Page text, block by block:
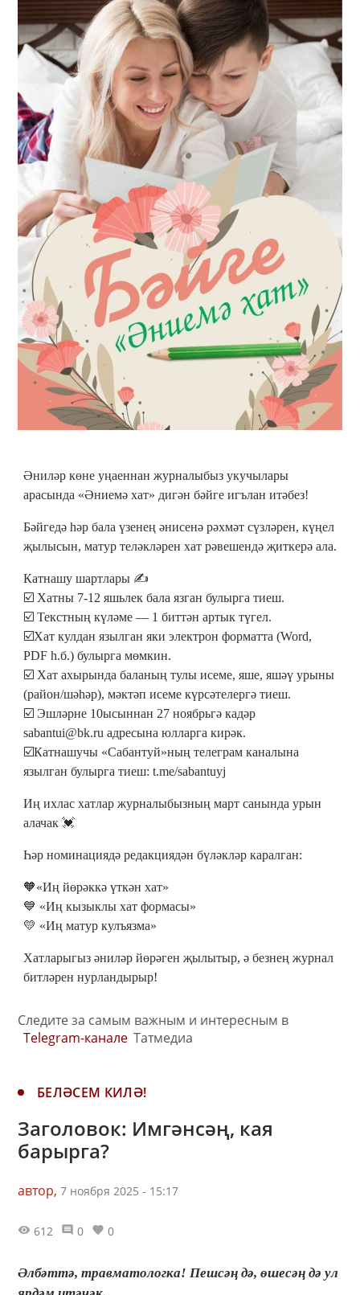
Әниләр көне уңаеннан журналыбыз укучылары
арасында «Әниемә хат» дигән бәйге игълан итәбез!
Бәйгедә һәр бала үзенең әнисенә рәхмәт сүзләрен, күңел
җылысын, матур теләкләрен хат рәвешендә җиткерә ала.
Катнашу шартлары ✍
☑️ Хатны 7-12 яшьлек бала язган булырга тиеш.
☑️ Текстның күләме — 1 биттән артык түгел.
☑️Хат кулдан язылган яки электрон форматта (Word,
PDF һ.б.) булырга мөмкин.
☑️ Хат ахырында баланың тулы исеме, яше, яшәү урыны
(район/шәһәр), мәктәп исеме күрсәтелергә тиеш.
☑️ Эшләрне 10ысыннан 27 ноябрьгә кадәр
sabantui@bk.ru адресына юлларга кирәк.
☑️Катнашучы «Сабантуй»ның телеграм каналына
язылган булырга тиеш: t.me/sabantuyj
Иң ихлас хатлар журналыбызның март санында урын
алачак 💓
Һәр номинациядә редакциядән бүләкләр каралган:
🧡«Иң йөрәккә үткән хат»
💙 «Иң кызыклы хат формасы»
💛 «Иң матур кулъязма»
Хатларыгыз әниләр йөрәген җылытыр, ә безнең журнал
битләрен нурландырыр!
Следите за самым важным и интересным в
Telegram-канале Татмедиа
БЕЛӘСЕМ КИЛӘ!
Заголовок: Имгәнсәң, кая
барырга?
автор, 7 ноября 2025 - 15:17
612 0 0
Әлбәттә, травматологка! Пешсәң дә, өшесәң дә ул